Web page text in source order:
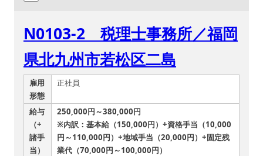
N0103-2 税理士事務所／福岡
県北九州市若松区二島
雇用
形態
正社員
給与
（+
諸手
当）
250,000円～380,000円
※内訳：基本給（150,000円）+資格手当（10,000
円～110,000円）+地域手当（20,000円）+固定残
業代（70,000円～100,000円）